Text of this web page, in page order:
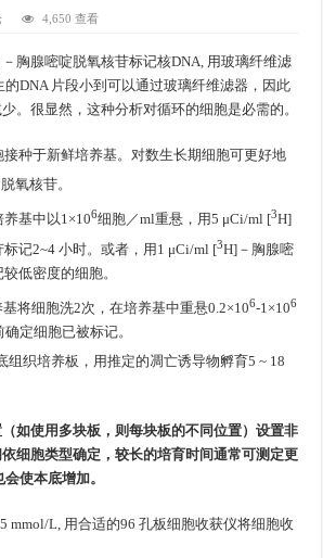
4,650 查看
－胸腺嘧啶脱氧核苷标记核DNA, 用玻璃纤维滤
DNA 片段小到可以通过玻璃纤维滤器，因此
。很显然，这种分析对循环的细胞是必需的。
种于新鲜培养基。对数生长期细胞可更好地
氧核苷。
基中以1×106细胞／ml重悬，用5 μCi/ml [3H]
标记2~4 小时。或者，用1 μCi/ml [3H]－胸腺嘧
低密度的细胞。
基将细胞洗2次，在培养基中重悬0.2×106-1×106
定细胞已被标记。
组织培养板，用推定的凋亡诱导物孵育5 ~ 18
如使用多块板，则每块板的不同位置）设置非
细胞类型确定，较长的培育时间通常可测定更
使本底增加。
mmol/L, 用合适的96 孔板细胞收获仪将细胞收